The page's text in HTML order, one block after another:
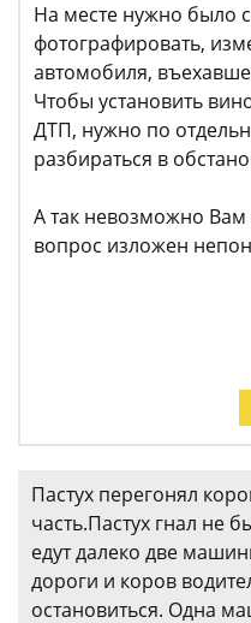
На месте нужно было
фотографировать,
автомобиля,
Чтобы установить
ДТП, нужно по
разбираться в
А так невозможно Вам
вопрос изложен
Пастух перегонял
часть.Пастух гнал не
едут далеко две
дороги и коров
остановиться. Одна